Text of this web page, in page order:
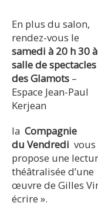
En plus du salon,
rendez-vous le
samedi à 20 h 30
salle de spectacles
des Glamots –
Espace Jean-Paul
Kerjean
la Compagnie
du Vendredi vous
propose une
théâtralisée d’une
œuvre de Gilles
écrire ».